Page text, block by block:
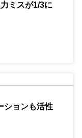
ミスが1/3に
ションも活性